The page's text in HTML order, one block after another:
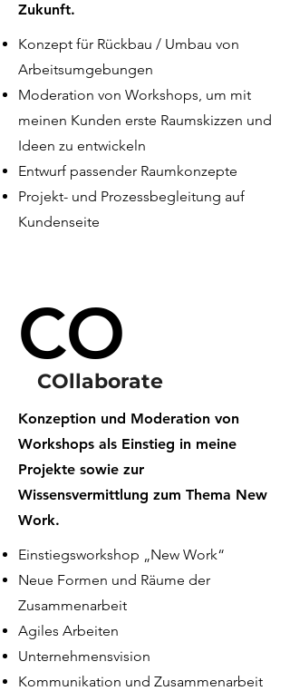
Zukunft.
Konzept für Rückbau / Umbau von
Arbeitsumgebungen
Moderation von Workshops, um mit
meinen Kunden erste Raumskizzen und
Ideen zu entwickeln
Entwurf passender Raumkonzepte
Projekt- und Prozessbegleitung auf
Kundenseite
CO
COllaborate
Konzeption und Moderation von
Workshops als Einstieg in meine
Projekte sowie zur
Wissensvermittlung zum Thema New
Work.
Einstiegsworkshop „New Work“
Neue Formen und Räume der
Zusammenarbeit
Agiles Arbeiten
Unternehmensvision
Kommunikation und Zusammenarbeit